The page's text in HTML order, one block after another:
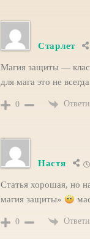
Старлет
Магия защиты —
для мага это не
0
Настя
Статья хорошая, но
магия защиты»
0